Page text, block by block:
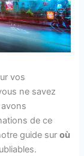
vos
ne savez
de ce
guide suroù